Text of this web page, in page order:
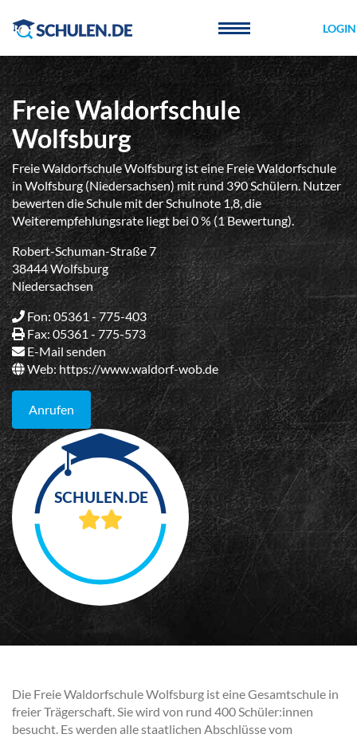
LOGIN
Freie Waldorfschule
Wolfsburg
Freie Waldorfschule Wolfsburg ist eine Freie Waldorfschule
in Wolfsburg (Niedersachsen) mit rund 390 Schülern. Nutzer
bewerten die Schule mit der Schulnote 1,8, die
Weiterempfehlungsrate liegt bei 0 % (1 Bewertung).
Robert-Schuman-Straße 7
38444 Wolfsburg
Niedersachsen
Fon: 05361 - 775-403
Fax: 05361 - 775-573
E-Mail senden
Web:https://www.waldorf-wob.de
Anrufen
Die Freie Waldorfschule Wolfsburg ist eine Gesamtschule in
freier Trägerschaft. Sie wird von rund 400 Schüler:innen
besucht. Es werden alle staatlichen Abschlüsse vom